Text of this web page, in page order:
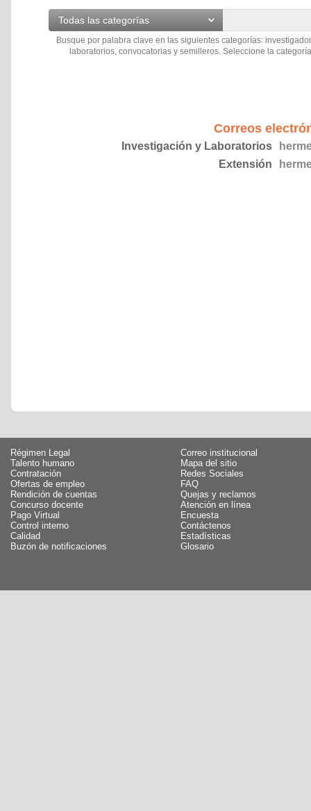
Todas las categorías
Busque por palabra clave en las siguientes categorías:
laboratorios, convocatorias y semilleros. Seleccione la
Correos
Investigación y Laboratorios
Extensión
Régimen Legal
Talento humano
Contratación
Ofertas de empleo
Rendición de cuentas
Concurso docente
Pago Virtual
Control interno
Calidad
Buzón de notificaciones
Correo institucional
Mapa del sitio
Redes Sociales
FAQ
Quejas y reclamos
Atención en línea
Encuesta
Contáctenos
Estadísticas
Glosario